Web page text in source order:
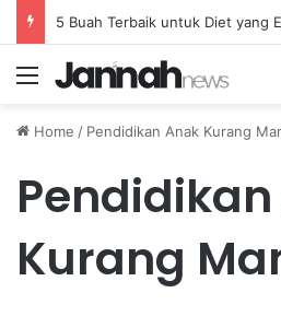
Menu
Home / Pendidikan Anak Kurang
Kurang